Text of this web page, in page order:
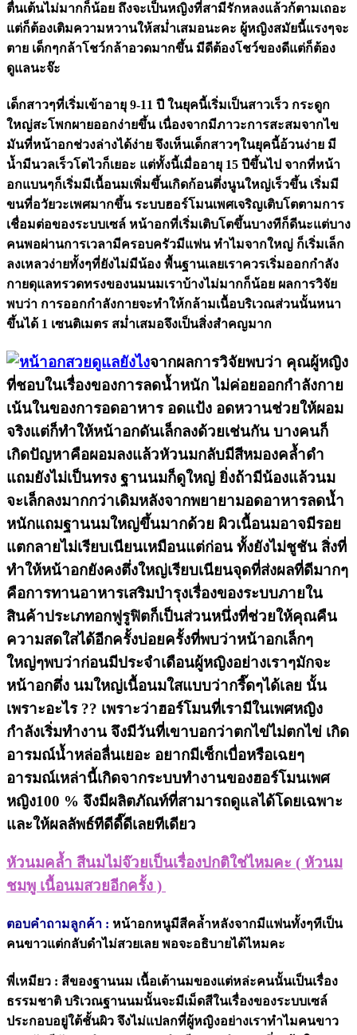
ตื่นเต้นไม่มากก็น้อย ถึงจะเป็นหญิงที่สามีรักหลงแล้วก้ตามเถอะ
แต่ก็ต้องเติมความหวานให้สม่ำเสมอนะคะ ผู้หญิงสมัยนี้แรงๆจะ
ตาย เด็กๆกล้าโชว์กล้าอวดมากขึ้น มีดีต้องโชว์ของดีแต่ก็ต้อง
ดูแลนะจ๊ะ
เด็กสาวๆที่เริ่มเข้าอายุ 9-11 ปี ในยุคนี้เริ่มเป็นสาวเร็ว กระดูก
ใหญ่สะโพกผายออกง่ายขึ้น เนื่องจากมีภาวะการสะสมจากไข
มันที่หน้าอกช่วงล่างได้ง่าย จึงเห็นเด็กสาวๆในยุคนี้อ้วนง่าย มี
น้ำมีนวลเร็วโตไวก็เยอะ แต่ทั้งนี้เมื่ออายุ 15 ปีขึ้นไป จากที่หน้า
อกแบนๆก็เริ่มมีเนื้อนมเพิ่มขึ้นเกิดก้อนตึ่งนูนใหญ่เร็วขึ้น เริ่มมี
ขนที่อวัยวะเพศมากขึ้น ระบบฮอร์โมนเพศเจริญเติบโตตามการ
เชื่อมต่อของระบบเซล์ หน้าอกที่เริ่มเติบโตขึ้นบางทีก็ดีนะแต่บาง
คนพอผ่านการเวลามีครอบครัวมีแฟน ทำไมจากใหญ่ ก็เริ่มเล็ก
ลงเหลวง่ายทั้งๆที่ยังไม่มีน้อง พื้นฐานเลยเราควรเริ่มออกกำลัง
กายดุแลทรวดทรงของนมนมเราบ้างไม่มากก็น้อย ผลการวิจัย
พบว่า การออกกำลังกายจะทำให้กล้ามเนื้อบริเวณส่วนนั้นหนา
ขึ้นได้ 1 เซนติเมตร สม่ำเสมอจึงเป็นสิ่งสำคญมาก
จากผลการวิจัยพบว่า คุณผู้หญิง
ที่ชอบในเรื่องของการลดน้ำหนัก ไม่ค่อยออกกำลังกาย
เน้นในของการอดอาหาร อดแป้ง อดหวานช่วยให้ผอม
จริงแต่ก็ทำให้หน้าอกดันเล็กลงด้วยเช่นกัน บางคนก็
เกิดปัญหาคือผอมลงแล้วหัวนมกลับมีสีหมองคล้ำดำ
แถมยังไม่เป็นทรง ฐานนมก็ดูใหญ่ ยิ่งถ้ามีน้องแล้วนม
จะเล็กลงมากกว่าเดิมหลังจากพยายามอดอาหารลดน้ำ
หนักแถมฐานนมใหญ่ขึ้นมากด้วย ผิวเนื้อนมอาจมีรอย
แตกลายไม่เรียบเนียนเหมือนแต่ก่อน ทั้งยังไม่ชูชัน สิ่งที่
ทำให้หน้าอกยังคงตึ่งใหญ่เรียบเนียนจุดที่ส่งผลที่ดีมากๆ
คือการทานอาหารเสริมบำรุงเรื่องของระบบภายใน
สินค้าประเภทอกฟูรูฟิตก็เป็นส่วนหนึ่งที่ช่วยให้คุณคืน
ความสดใสได้อีกครั้งบ่อยครั้งที่พบว่าหน้าอกเล็กๆ
ใหญ่ๆพบว่าก่อนมีประจำเดือนผู้หญิงอย่างเราๆมักจะ
หน้าอกตึ่ง นมใหญ่เนื้อนมใสแบบว่ากรี๊ดๆได้เลย นั้น
เพราะอะไร ?? เพราะว่าฮอร์โมนที่เรามีในเพศหญิง
กำลังเริ่มทำงาน จึงมีวันที่เขาบอกว่าตกไข่ไม่ตกไข่ เกิด
อารมณ์น้ำหล่อลื่นเยอะ อยากมีเซ็กเบื่อหรือเฉยๆ
อารมณ์เหล่านี้เกิดจากระบบทำงานของฮอร์โมนเพศ
หญิง100 % จึงมีผลิตภัณท์ที่สามารถดูแลได้โดยเฉพาะ
และให้ผลลัพธ์ทีดีดี๊ดีเลยทีเดียว
หัวนมคล้ำ สีนมไม่จ๊วยเป็นเรื่องปกติใช่ไหมคะ ( หัวนม
ชมพู เนื้อนมสวยอีกครั้ง )
ตอบคำถามลูกค้า : หน้าอกหนูมีสีคล้ำหลังจากมีแฟนทั้งๆทีเป็น
คนขาวแต่กลับดำไม่สวยเลย พอจะอธิบายได้ไหมคะ
พี่เหมียว : สีของฐานนม เนื้อเต้านมของแต่หล่ะคนนั้นเป็นเรื่อง
ธรรมชาติ บริเวณฐานนมนั้นจะมีเม็ดสีในเรื่องของระบบเซล์
ประกอบอยู่ใต้ชั้นผิว จึงไม่แปลกที่ผู้หญิงอย่างเราทำไมคนขาว